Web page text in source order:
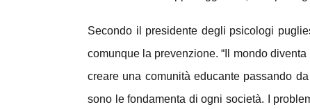
Secondo il presidente degli psicologi
comunque la prevenzione. “Il mondo
creare una comunità educante passando
sono le fondamenta di ogni società. I